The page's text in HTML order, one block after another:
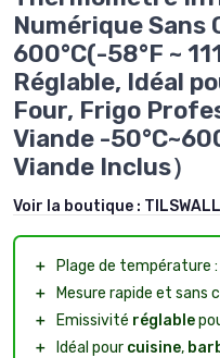
Numérique Sans
600°C(-58°F ~
Réglable, Idéal
Four, Frigo
Viande -
Viande Inclus）
Voir la boutique : TILSWALL
＋ Plage de température :
＋
Mesure rapide et sans
＋
Emissivité réglable
＋
Idéal pour cuisine,